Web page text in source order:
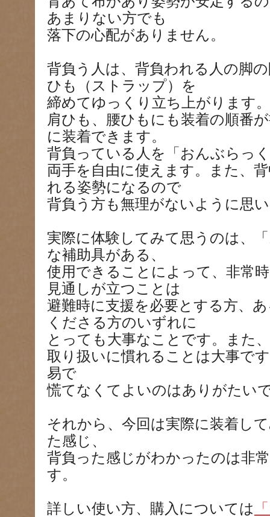
あまりない方でも
落下の心配がありません。
背負う人は、背負われる人の脚
ひも（ストラップ）を
締めてゆっくり立ち上がります。
肩ひも、腰ひもにも装着の順番
に装着できます。
背負っている人を「おんぶらっ
両手を自由に使えます。また、
れる姿勢になるので
背負う方も無理がないように思
実際に体験してみて思うのは、
な補助具がある、
使用できることによって、非常
見通しが立つことは
避難時に支援を必要とする方、
くださる方のいずれに
とっても大事なことです。また
取り扱いに慣れることは大事で
易で
慌てなくてよいのはありがたい
それから、今回は実際に装着し
た感じ、
背負った感じがわかったのは非
す。
詳しい使い方、購入については